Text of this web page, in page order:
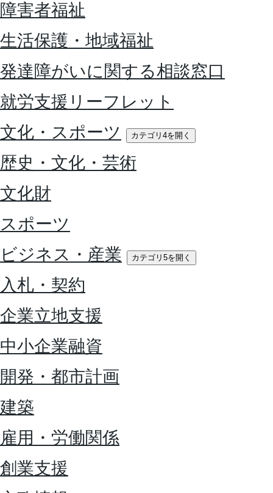
障害者福祉
生活保護・地域福祉
発達障がいに関する相談窓口
就労支援リーフレット
文化・スポーツ
カテゴリ4を開く
歴史・文化・芸術
文化財
スポーツ
ビジネス・産業
カテゴリ5を開く
入札・契約
企業立地支援
中小企業融資
開発・都市計画
建築
雇用・労働関係
創業支援